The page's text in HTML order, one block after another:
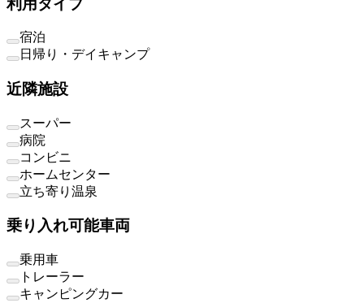
宿泊
日帰り・デイキャンプ
近隣施設
スーパー
病院
コンビニ
ホームセンター
立ち寄り温泉
乗り入れ可能車両
乗用車
トレーラー
キャンピングカー